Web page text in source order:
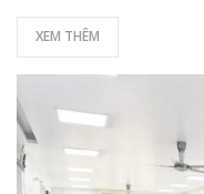
XEM THÊM